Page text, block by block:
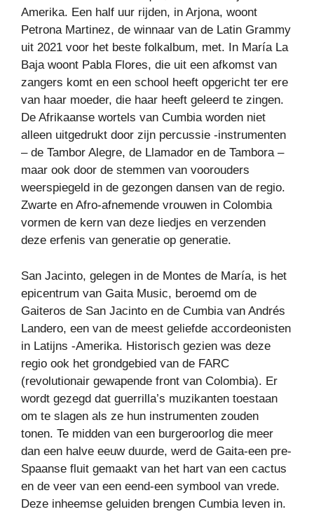
Amerika. Een half uur rijden, in Arjona, woont
Petrona Martinez, de winnaar van de Latin Grammy
uit 2021 voor het beste folkalbum, met. In María La
Baja woont Pabla Flores, die uit een afkomst van
zangers komt en een school heeft opgericht ter ere
van haar moeder, die haar heeft geleerd te zingen.
De Afrikaanse wortels van Cumbia worden niet
alleen uitgedrukt door zijn percussie -instrumenten
– de Tambor Alegre, de Llamador en de Tambora –
maar ook door de stemmen van voorouders
weerspiegeld in de gezongen dansen van de regio.
Zwarte en Afro-afnemende vrouwen in Colombia
vormen de kern van deze liedjes en verzenden
deze erfenis van generatie op generatie.
San Jacinto, gelegen in de Montes de María, is het
epicentrum van Gaita Music, beroemd om de
Gaiteros de San Jacinto en de Cumbia van Andrés
Landero, een van de meest geliefde accordeonisten
in Latijns -Amerika. Historisch gezien was deze
regio ook het grondgebied van de FARC
(revolutionair gewapende front van Colombia). Er
wordt gezegd dat guerrilla’s muzikanten toestaan ​​
om te slagen als ze hun instrumenten zouden
tonen. Te midden van een burgeroorlog die meer
dan een halve eeuw duurde, werd de Gaita-een pre-
Spaanse fluit gemaakt van het hart van een cactus
en de veer van een eend-een symbool van vrede.
Deze inheemse geluiden brengen Cumbia leven in.